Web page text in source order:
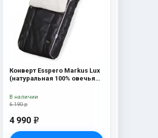
Конверт Esspero Markus Lux
(натуральная 100% овечья
6 190 р
4 990 e
В наличии